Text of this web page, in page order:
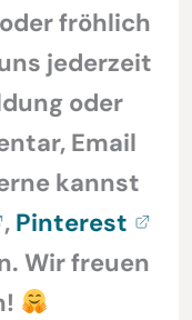
fröhlich
jederzeit
oder
Email
kannst
, Pinterest
Wir freuen